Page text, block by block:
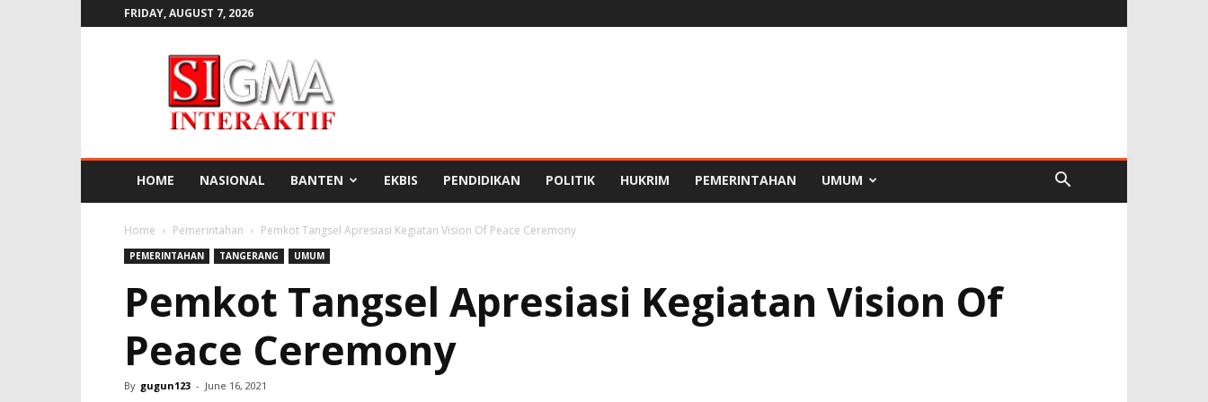
FRIDAY, AUGUST 7, 2026
INTERAKTIF
HOME NASIONAL BANTEN EKBIS PENDIDIKAN POLITIK HUKRIM PEMERINTAHAN UMUM
Home Pemerintahan Pemkot Tangsel Apresiasi Kegiatan Vision Of Peace Ceremony
PEMERINTAHAN TANGERANG UMUM
Pemkot Tangsel Apresiasi Kegiatan Vision Of
Peace Ceremony
By gugun123 - June 16, 2021